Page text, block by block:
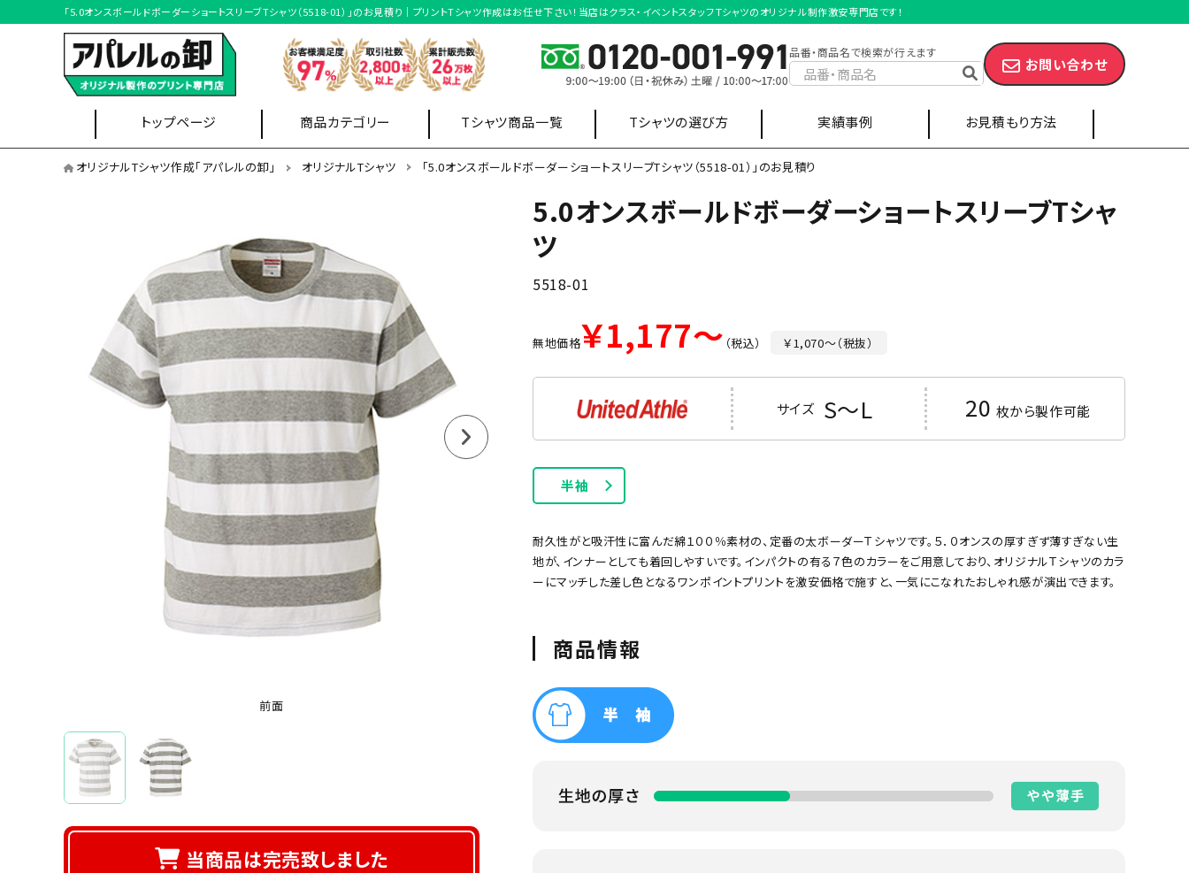
「5.0オンスボールドボーダーショートスリーブTシャツ（5518-01）」のお見積り｜プリントTシャツ作成はお任せ下さい！当店はクラス・イベントスタッフＴシャツのオリジナル制作激安専門店です！
品番・商品名で検索が行えます
お問い合わせ
トップページ 商品カテゴリー
Tシャツ ブルゾン
Tシャツ商品一覧
Tシャツの選び方
オフィス制服 スポーツ・サークル
クラスTシャツ 販売用
オリジナルTシャツを形状から選ぶ
半袖Tシャツ 長袖Tシャツ タンクトップ
オリジナルTシャツを機能から選ぶ
ドライTシャツ
オリジナルTシャツを本体カラーから選ぶ
ブラック ブルー グレー
ブランドから選ぶ
実績事例 お見積もり方法
オリジナルTシャツ作成「アパレルの卸」 オリジナルTシャツ 「5.0オンスボールドボーダーショートスリーブTシャツ（5518-01）」のお見積り
前面
当商品は完売致しました
5.0オンスボールドボーダーショートスリーブTシャ
ツ
5518-01
無地価格￥1,177～ （税込） ￥1,070～（税抜）
サイズ S～L 20 枚から製作可能
半袖
耐久性がと吸汗性に富んだ綿１００％素材の、定番の太ボーダーＴシャツです。５．０オンスの厚すぎず薄すぎない生
地が、インナーとしても着回しやすいです。インパクトの有る７色のカラーをご用意しており、オリジナルＴシャツのカラ
ーにマッチした差し色となるワンポイントプリントを激安価格で施すと、一気にこなれたおしゃれ感が演出できます。
商品情報